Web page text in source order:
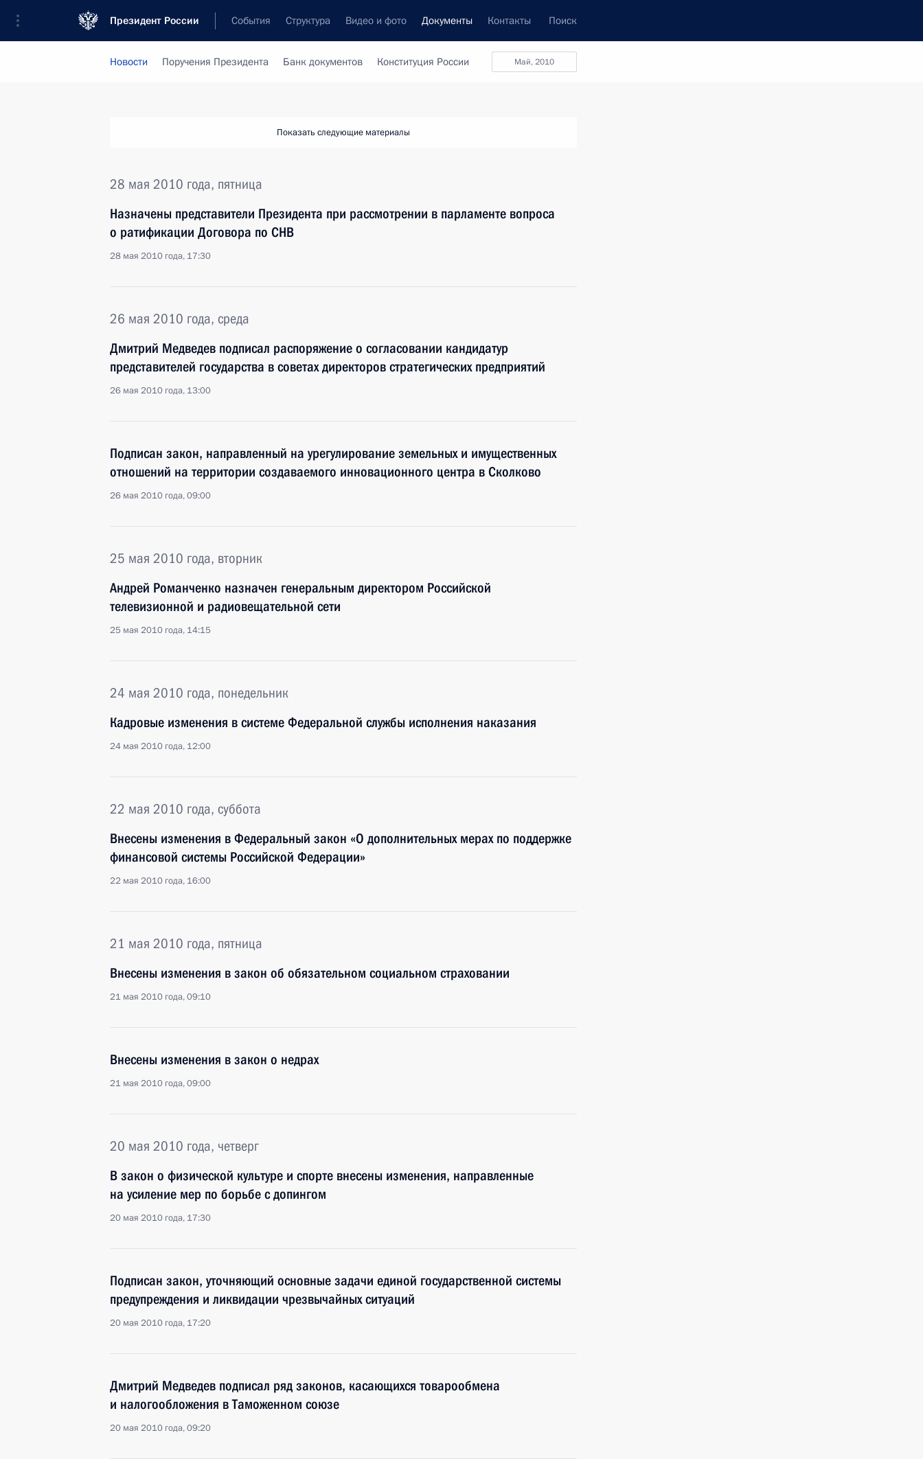
Президент России События Структура Видео и фото Документы Контакты Поиск
май, 2010
Новости Поручения Президента Банк документов Конституция России
Показать следующие материалы
28 мая 2010 года, пятница
Назначены представители Президента при рассмотрении в парламенте вопроса
о ратификации Договора по СНВ
28 мая 2010 года, 17:30
26 мая 2010 года, среда
Дмитрий Медведев подписал распоряжение о согласовании кандидатур
представителей государства в советах директоров стратегических предприятий
26 мая 2010 года, 13:00
Подписан закон, направленный на урегулирование земельных и имущественных
отношений на территории создаваемого инновационного центра в Сколково
26 мая 2010 года, 09:00
25 мая 2010 года, вторник
Андрей Романченко назначен генеральным директором Российской
телевизионной и радиовещательной сети
25 мая 2010 года, 14:15
24 мая 2010 года, понедельник
Кадровые изменения в системе Федеральной службы исполнения наказания
24 мая 2010 года, 12:00
22 мая 2010 года, суббота
Внесены изменения в Федеральный закон «О дополнительных мерах по поддержке
финансовой системы Российской Федерации»
22 мая 2010 года, 16:00
21 мая 2010 года, пятница
Внесены изменения в закон об обязательном социальном страховании
21 мая 2010 года, 09:10
Внесены изменения в закон о недрах
21 мая 2010 года, 09:00
20 мая 2010 года, четверг
В закон о физической культуре и спорте внесены изменения, направленные
на усиление мер по борьбе с допингом
20 мая 2010 года, 17:30
Подписан закон, уточняющий основные задачи единой государственной системы
предупреждения и ликвидации чрезвычайных ситуаций
20 мая 2010 года, 17:20
Дмитрий Медведев подписал ряд законов, касающихся товарообмена
и налогообложения в Таможенном союзе
20 мая 2010 года, 09:20